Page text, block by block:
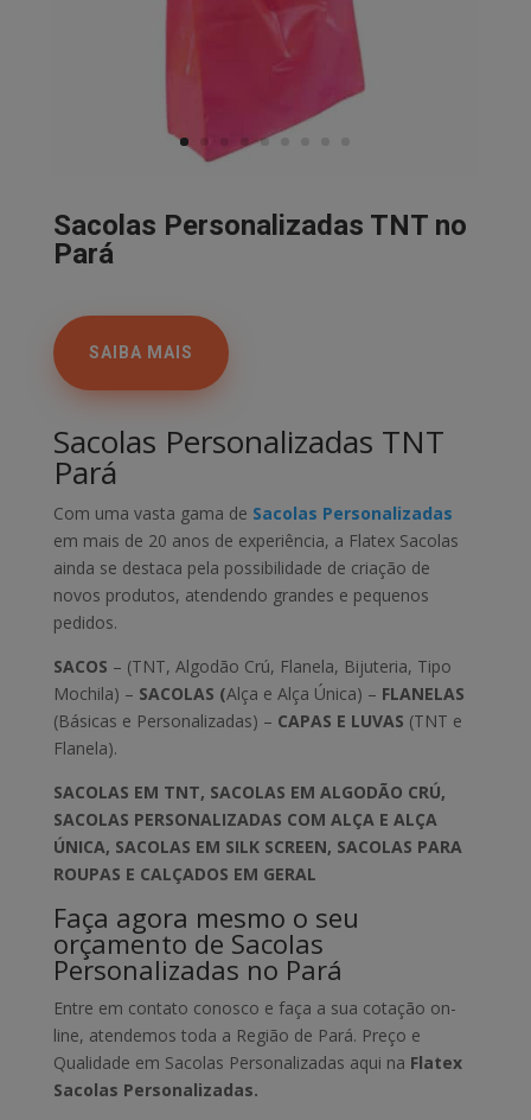
Sacolas Personalizadas TNT no
Pará
SAIBA MAIS
Sacolas Personalizadas TNT
Pará
Com uma vasta gama de Sacolas Personalizadas
em mais de 20 anos de experiência, a Flatex Sacolas
ainda se destaca pela possibilidade de criação de
novos produtos, atendendo grandes e pequenos
pedidos.
SACOS – (TNT, Algodão Crú, Flanela, Bijuteria, Tipo
Mochila) – SACOLAS (Alça e Alça Única) – FLANELAS
(Básicas e Personalizadas) – CAPAS E LUVAS (TNT e
Flanela).
SACOLAS EM TNT, SACOLAS EM ALGODÃO CRÚ,
SACOLAS PERSONALIZADAS COM ALÇA E ALÇA
ÚNICA, SACOLAS EM SILK SCREEN, SACOLAS PARA
ROUPAS E CALÇADOS EM GERAL
Faça agora mesmo o seu
orçamento de Sacolas
Personalizadas no Pará
Entre em contato conosco e faça a sua cotação on-
line, atendemos toda a Região de Pará. Preço e
Qualidade em Sacolas Personalizadas aqui na Flatex
Sacolas Personalizadas.